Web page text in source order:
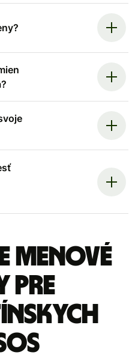
menové
pre